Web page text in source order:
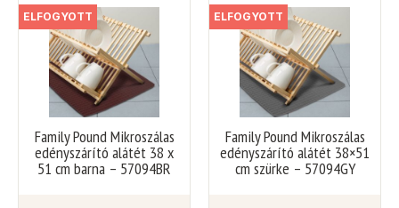
ELFOGYOTT
Family Pound Mikroszálas
edényszárító alátét 38 x
51 cm barna – 57094BR
ELFOGYOTT
Family Pound Mikroszálas
edényszárító alátét 38×51
cm szürke – 57094GY